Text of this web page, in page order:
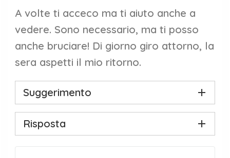
A volte ti acceco ma ti aiuto anche a
vedere. Sono necessario, ma ti posso
anche bruciare! Di giorno giro attorno, la
sera aspetti il mio ritorno.
Suggerimento
Risposta